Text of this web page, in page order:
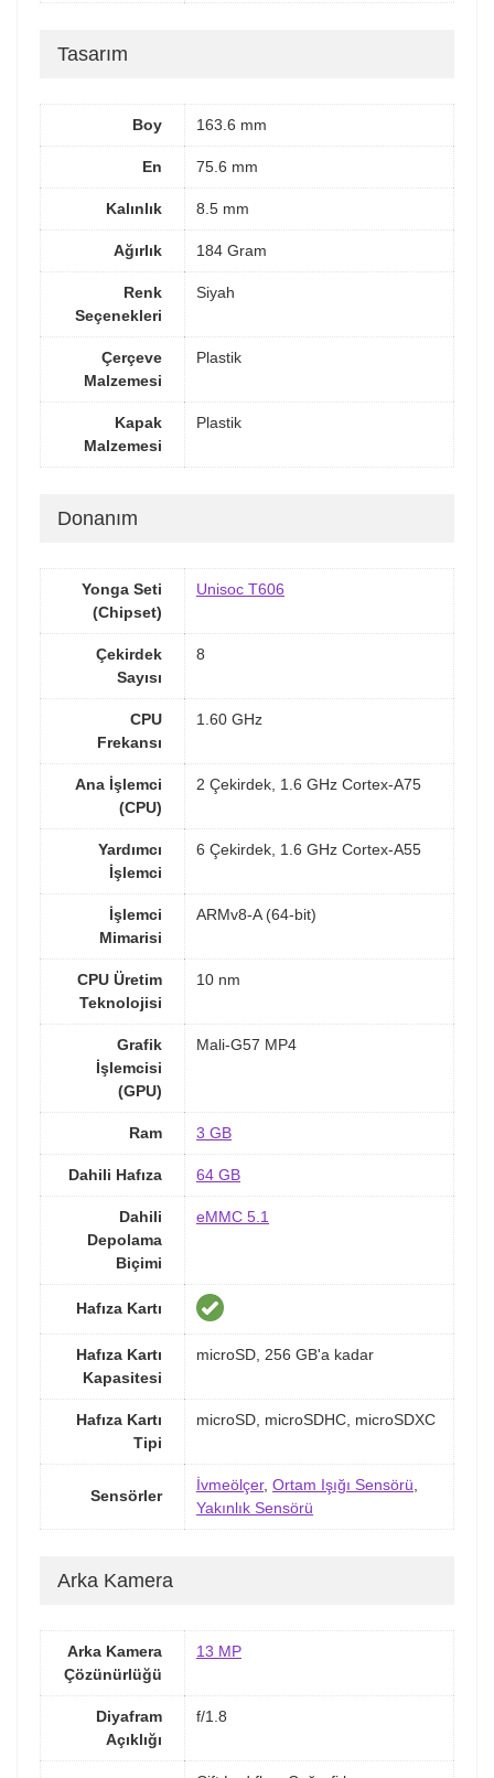
Tasarım
Boy 163.6 mm
En 75.6 mm
Kalınlık 8.5 mm
Ağırlık 184 Gram
Renk
Seçenekleri
Siyah
Çerçeve
Malzemesi
Plastik
Kapak
Malzemesi
Plastik
Donanım
Yonga Seti
(Chipset)
Unisoc T606
Çekirdek
Sayısı
8
CPU
Frekansı
1.60 GHz
Ana İşlemci
(CPU)
2 Çekirdek, 1.6 GHz Cortex-A75
Yardımcı
İşlemci
6 Çekirdek, 1.6 GHz Cortex-A55
İşlemci
Mimarisi
ARMv8-A (64-bit)
CPU Üretim
Teknolojisi
10 nm
Grafik
İşlemcisi
(GPU)
Mali-G57 MP4
Ram 3 GB
Dahili Hafıza 64 GB
Dahili
Depolama
Biçimi
eMMC 5.1
Hafıza Kartı
Hafıza Kartı
Kapasitesi
microSD, 256 GB'a kadar
Hafıza Kartı
Tipi
microSD, microSDHC, microSDXC
Sensörler
İvmeölçer, Ortam Işığı Sensörü,
Yakınlık Sensörü
Arka Kamera
Arka Kamera
Çözünürlüğü
13 MP
Diyafram
Açıklığı
f/1.8